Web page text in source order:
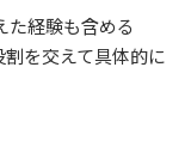
た経験も含める
を交えて具体的に